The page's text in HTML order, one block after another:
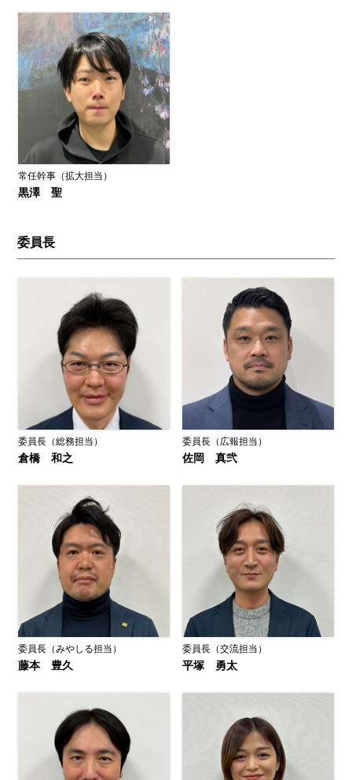
常任幹事（拡大担当）
黒澤 聖
委員長
委員長（総務担当）
倉橋 和之
委員長（広報担当）
佐岡 真弐
委員長（みやしる担当）
藤本 豊久
委員長（交流担当）
平塚 勇太